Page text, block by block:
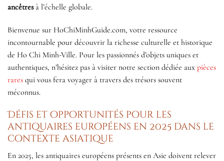
ancêtresà l’échelle globale.
Bienvenue sur HoChiMinhGuide.com, votre ressource
incontournable pour découvrir la richesse culturelle et historique
de Ho Chi Minh-Ville. Pour les passionnés d’objets uniques et
authentiques, n’hésitez pas à visiter notre section dédiée aux pièces
rares qui vous fera voyager à travers des trésors souvent
méconnus.
Défis et opportunités pour les
antiquaires européens en 2025 dans le
contexte asiatique
En 2025, les antiquaires européens présents en Asie doivent relever